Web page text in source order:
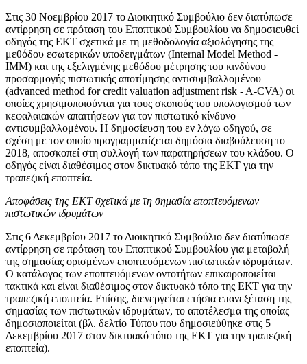
Στις 30 Νοεμβρίου 2017 το Διοικητικό Συμβούλιο δεν διατύπωσε
αντίρρηση σε πρόταση του Εποπτικού Συμβουλίου να δημοσιευθεί
οδηγός της ΕΚΤ σχετικά με τη μεθοδολογία αξιολόγησης της
μεθόδου εσωτερικών υποδειγμάτων (Internal Model Method -
IMM) και της εξελιγμένης μεθόδου μέτρησης του κινδύνου
προσαρμογής πιστωτικής αποτίμησης αντισυμβαλλομένου
(advanced method for credit valuation adjustment risk - A-CVA) οι
οποίες χρησιμοποιούνται για τους σκοπούς του υπολογισμού των
κεφαλαιακών απαιτήσεων για τον πιστωτικό κίνδυνο
αντισυμβαλλομένου. Η δημοσίευση του εν λόγω οδηγού, σε
σχέση με τον οποίο προγραμματίζεται δημόσια διαβούλευση το
2018, αποσκοπεί στη συλλογή των παρατηρήσεων του κλάδου. Ο
οδηγός είναι διαθέσιμος στον δικτυακό τόπο της ΕΚΤ για την
τραπεζική εποπτεία.
Αποφάσεις της ΕΚΤ σχετικά με τη σημασία εποπτευόμενων
πιστωτικών ιδρυμάτων
Στις 6 Δεκεμβρίου 2017 το Διοικητικό Συμβούλιο δεν διατύπωσε
αντίρρηση σε πρόταση του Εποπτικού Συμβουλίου για μεταβολή
της σημασίας ορισμένων εποπτευόμενων πιστωτικών ιδρυμάτων.
Ο κατάλογος των εποπτευόμενων οντοτήτων επικαιροποιείται
τακτικά και είναι διαθέσιμος στον δικτυακό τόπο της ΕΚΤ για την
τραπεζική εποπτεία. Επίσης, διενεργείται ετήσια επανεξέταση της
σημασίας των πιστωτικών ιδρυμάτων, το αποτέλεσμα της οποίας
δημοσιοποιείται (βλ. δελτίο Τύπου που δημοσιεύθηκε στις 5
Δεκεμβρίου 2017 στον δικτυακό τόπο της ΕΚΤ για την τραπεζική
εποπτεία).